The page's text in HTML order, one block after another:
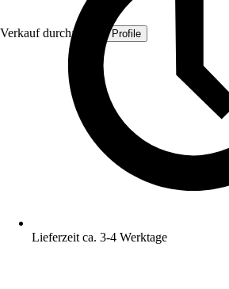
Verkauf durch: Quest Profile
Lieferzeit ca. 3-4 Werktage